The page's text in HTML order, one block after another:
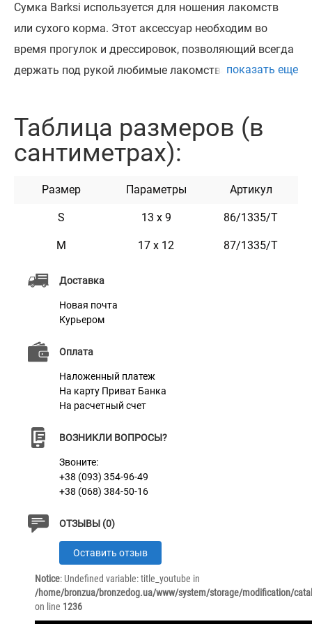
Доставка
Новая почта
Курьером
Оплата
Наложенный платеж
На карту Приват Банка
На расчетный счет
ВОЗНИКЛИ ВОПРОСЫ?
Звоните:
+38 (093) 354-96-49
+38 (068) 384-50-16
ОТЗЫВЫ (0)
Оставить отзыв
Notice: Undefined variable: title_youtube in
/home/bronzua/bronzedog.ua/www/system/storage/modification/
on line 1236
Сумка Barksi используется для ношения лакомств
или сухого корма. Этот аксессуар необходим во
время прогулок и дрессировок, позволяющий всегда
держать под рукой любимые лакомства питомца.
Для фиксации сумки в закрытом положении
используется липучка. Так же сумка оснащена
крепления ее к поясу. Впереди сумки предусмотрен
карман, в который при необходимости можно
поместить пакетики для фикалий или любые другие
двух цветах и двух размерах S и М.
показать еще
Таблица размеров (в
сантиметрах):
Размер Параметры Артикул
S 13 х 9 86/1335/Т
М 17 х 12 87/1335/Т